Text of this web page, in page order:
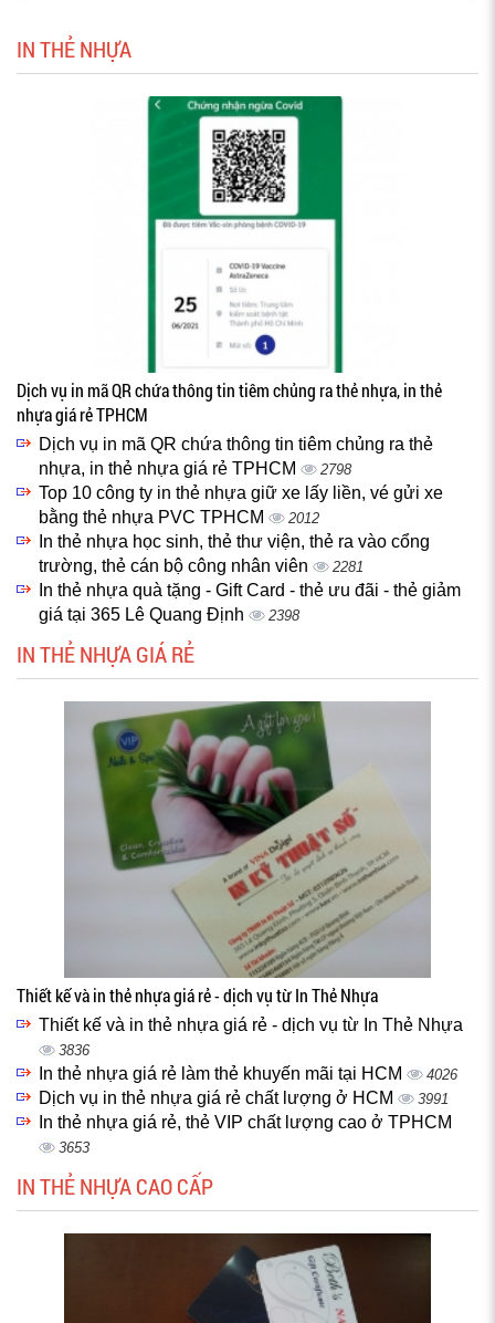
IN THẺ NHỰA
Dịch vụ in mã QR chứa thông tin tiêm chủng ra thẻ nhựa, in thẻ
nhựa giá rẻ TPHCM
Dịch vụ in mã QR chứa thông tin tiêm chủng ra thẻ
nhựa, in thẻ nhựa giá rẻ TPHCM
2798
Top 10 công ty in thẻ nhựa giữ xe lấy liền, vé gửi xe
bằng thẻ nhựa PVC TPHCM
2012
In thẻ nhựa học sinh, thẻ thư viện, thẻ ra vào cổng
trường, thẻ cán bộ công nhân viên
2281
In thẻ nhựa quà tặng - Gift Card - thẻ ưu đãi - thẻ giảm
giá tại 365 Lê Quang Định
2398
IN THẺ NHỰA GIÁ RẺ
Thiết kế và in thẻ nhựa giá rẻ - dịch vụ từ In Thẻ Nhựa
Thiết kế và in thẻ nhựa giá rẻ - dịch vụ từ In Thẻ Nhựa
3836
In thẻ nhựa giá rẻ làm thẻ khuyến mãi tại HCM 4026
Dịch vụ in thẻ nhựa giá rẻ chất lượng ở HCM 3991
In thẻ nhựa giá rẻ, thẻ VIP chất lượng cao ở TPHCM
3653
IN THẺ NHỰA CAO CẤP